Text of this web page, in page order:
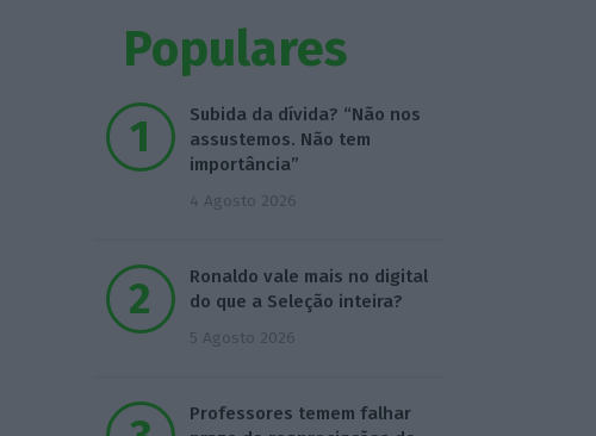
Populares
Subida da dívida? “Não nos
assustemos. Não tem
importância”
4 Agosto 2026
Ronaldo vale mais no digital
do que a Seleção inteira?
5 Agosto 2026
Professores temem falhar